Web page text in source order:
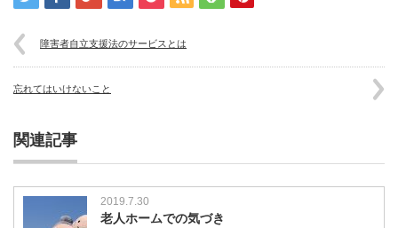
障害者自立支援法のサービスとは
忘れてはいけないこと
関連記事
2019.7.30
老人ホームでの気づき